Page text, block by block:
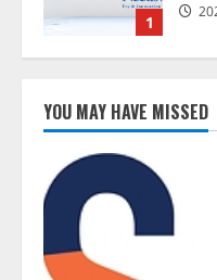
1
2
レ
が
善
動
た
あ
捕
ア
能
YOU MAY HAVE MISSED